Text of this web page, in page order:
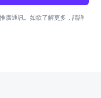
廣通訊。如欲了解更多，請詳